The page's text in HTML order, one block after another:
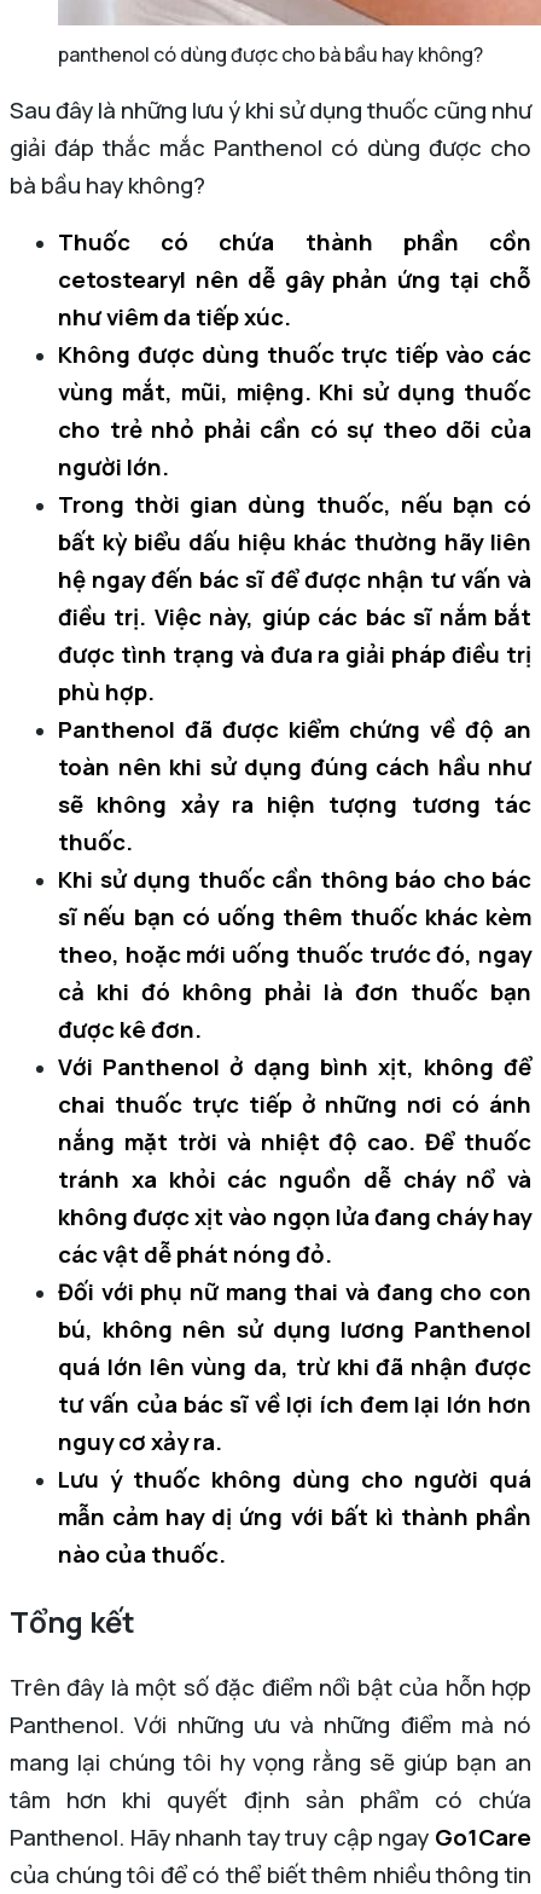
panthenol có dùng được cho bà bầu hay không?
Sau đây là những lưu ý khi sử dụng thuốc cũng như
giải đáp thắc mắc Panthenol có dùng được cho
bà bầu hay không?
Thuốc có chứa thành phần cồn
cetostearyl nên dễ gây phản ứng tại chỗ
như viêm da tiếp xúc.
Không được dùng thuốc trực tiếp vào các
vùng mắt, mũi, miệng. Khi sử dụng thuốc
cho trẻ nhỏ phải cần có sự theo dõi của
người lớn.
Trong thời gian dùng thuốc, nếu bạn có
bất kỳ biểu dấu hiệu khác thường hãy liên
hệ ngay đến bác sĩ để được nhận tư vấn và
điều trị. Việc này, giúp các bác sĩ nắm bắt
được tình trạng và đưa ra giải pháp điều trị
phù hợp.
Panthenol đã được kiểm chứng về độ an
toàn nên khi sử dụng đúng cách hầu như
sẽ không xảy ra hiện tượng tương tác
thuốc.
Khi sử dụng thuốc cần thông báo cho bác
sĩ nếu bạn có uống thêm thuốc khác kèm
theo, hoặc mới uống thuốc trước đó, ngay
cả khi đó không phải là đơn thuốc bạn
được kê đơn.
Với Panthenol ở dạng bình xịt, không để
chai thuốc trực tiếp ở những nơi có ánh
nắng mặt trời và nhiệt độ cao. Để thuốc
tránh xa khỏi các nguồn dễ cháy nổ và
không được xịt vào ngọn lửa đang cháy hay
các vật dễ phát nóng đỏ.
Đối với phụ nữ mang thai và đang cho con
bú, không nên sử dụng lương Panthenol
quá lớn lên vùng da, trừ khi đã nhận được
tư vấn của bác sĩ về lợi ích đem lại lớn hơn
nguy cơ xảy ra.
Lưu ý thuốc không dùng cho người quá
mẫn cảm hay dị ứng với bất kì thành phần
nào của thuốc.
Tổng kết
Trên đây là một số đặc điểm nổi bật của hỗn hợp
Panthenol. Với những ưu và những điểm mà nó
mang lại chúng tôi hy vọng rằng sẽ giúp bạn an
tâm hơn khi quyết định sản phẩm có chứa
Panthenol. Hãy nhanh tay truy cập ngay Go1Care
của chúng tôi để có thể biết thêm nhiều thông tin